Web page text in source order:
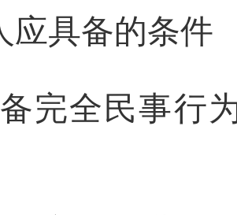
应具备的条件
完全民事行